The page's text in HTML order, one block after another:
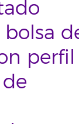
perfil